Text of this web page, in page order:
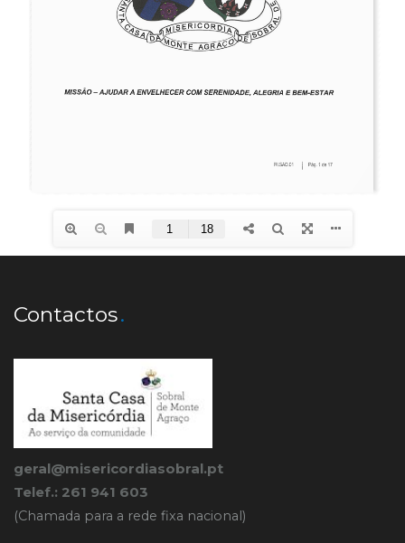
Contactos
geral@misericordiasobral.pt
Telef.: 261 941 603
(Chamada para a rede fixa nacional)